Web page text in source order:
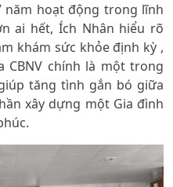
năm hoạt động trong lĩnh
ai hết, Ích Nhân hiểu rõ
khám sức khỏe định kỳ ,
CBNV chính là một trong
tăng tình gắn bó giữa
xây dựng một Gia đình